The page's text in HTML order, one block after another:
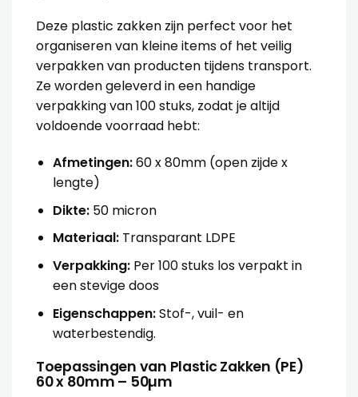
Deze plastic zakken zijn perfect voor het
organiseren van kleine items of het veilig
verpakken van producten tijdens transport.
Ze worden geleverd in een handige
verpakking van 100 stuks, zodat je altijd
voldoende voorraad hebt:
Afmetingen:60 x 80mm (open zijde x
lengte)
Dikte:50 micron
Materiaal:Transparant LDPE
Verpakking:Per 100 stuks los verpakt in
een stevige doos
Eigenschappen:Stof-, vuil- en
waterbestendig.
Toepassingen van Plastic Zakken (PE)
60 x 80mm – 50µm